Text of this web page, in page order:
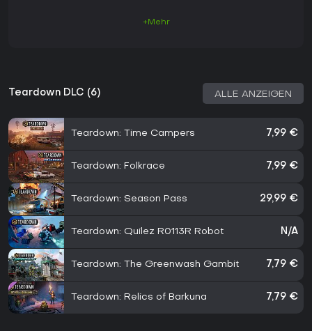
+Mehr
Teardown DLC (6) ALLE ANZEIGEN
Teardown: Time Campers 7,99 €
Teardown: Folkrace 7,99 €
Teardown: Season Pass 29,99 €
Teardown: Quilez R0113R Robot N/A
Teardown: The Greenwash Gambit 7,79 €
Teardown: Relics of Barkuna 7,79 €